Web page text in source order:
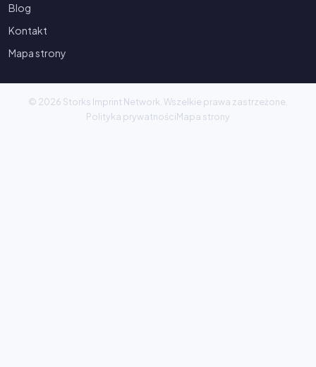
Blog
Kontakt
Mapa strony
© 2026 Storks Imprint Network. Wszelkie prawa zastrzeżone.
Polityka prywatnościMapa strony